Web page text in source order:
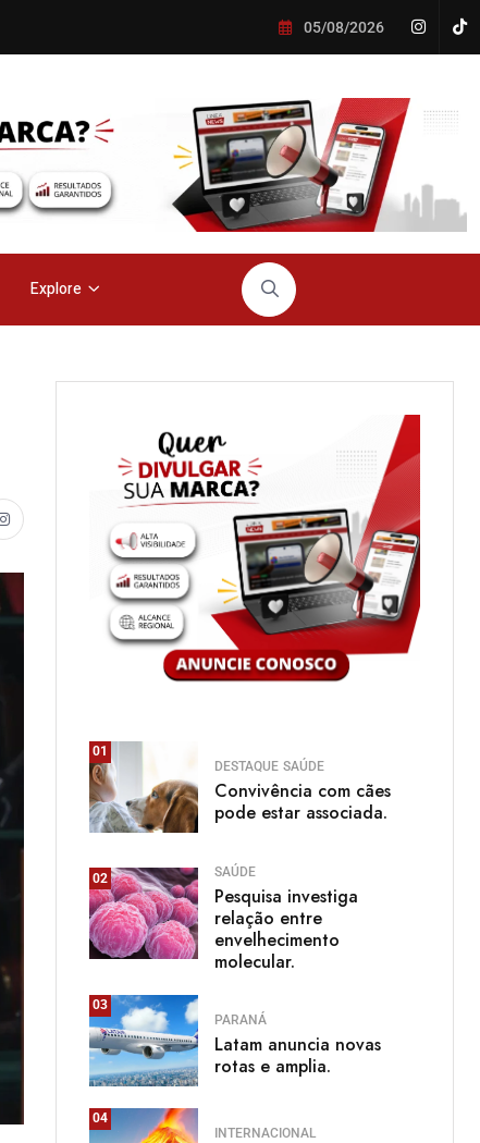
05/08/2026
Explore
01
DESTAQUE SAÚDE
Convivência com cães
pode estar associada.
02 SAÚDE
Pesquisa investiga
relação entre
envelhecimento
molecular.
03
PARANÁ
Latam anuncia novas
rotas e amplia.
04
INTERNACIONAL